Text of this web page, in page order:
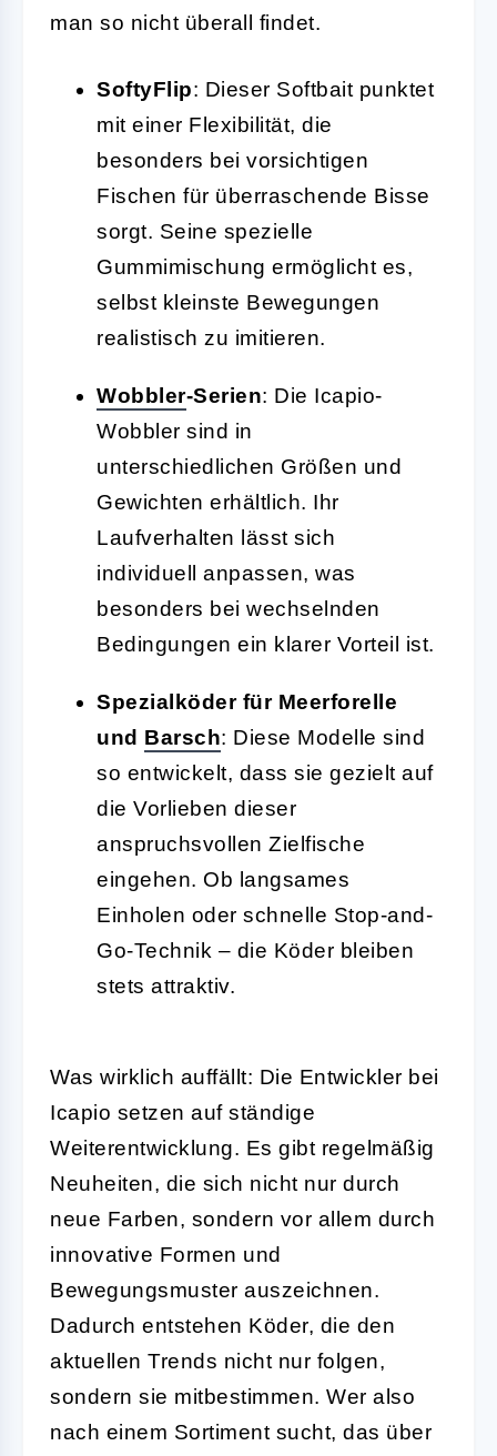
man so nicht überall findet.
SoftyFlip: Dieser Softbait punktet
mit einer Flexibilität, die
besonders bei vorsichtigen
Fischen für überraschende Bisse
sorgt. Seine spezielle
Gummimischung ermöglicht es,
selbst kleinste Bewegungen
realistisch zu imitieren.
Wobbler-Serien: Die Icapio-
Wobbler sind in
unterschiedlichen Größen und
Gewichten erhältlich. Ihr
Laufverhalten lässt sich
individuell anpassen, was
besonders bei wechselnden
Bedingungen ein klarer Vorteil ist.
Spezialköder für Meerforelle
und Barsch: Diese Modelle sind
so entwickelt, dass sie gezielt auf
die Vorlieben dieser
anspruchsvollen Zielfische
eingehen. Ob langsames
Einholen oder schnelle Stop-and-
Go-Technik – die Köder bleiben
stets attraktiv.
Was wirklich auffällt: Die Entwickler bei
Icapio setzen auf ständige
Weiterentwicklung. Es gibt regelmäßig
Neuheiten, die sich nicht nur durch
neue Farben, sondern vor allem durch
innovative Formen und
Bewegungsmuster auszeichnen.
Dadurch entstehen Köder, die den
aktuellen Trends nicht nur folgen,
sondern sie mitbestimmen. Wer also
nach einem Sortiment sucht, das über